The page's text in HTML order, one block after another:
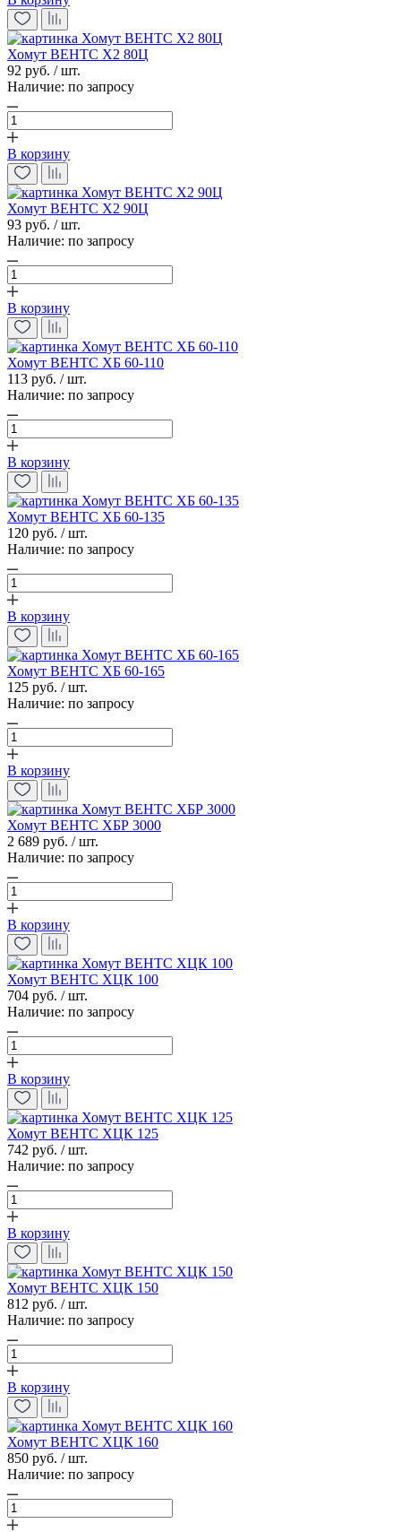
Хомут ВЕНТС Х2 80Ц
92 руб. / шт.
Наличие: по запросу
В корзину
Хомут ВЕНТС Х2 90Ц
93 руб. / шт.
Наличие: по запросу
В корзину
Хомут ВЕНТС ХБ 60-110
113 руб. / шт.
Наличие: по запросу
В корзину
Хомут ВЕНТС ХБ 60-135
120 руб. / шт.
Наличие: по запросу
В корзину
Хомут ВЕНТС ХБ 60-165
125 руб. / шт.
Наличие: по запросу
В корзину
Хомут ВЕНТС ХБР 3000
2 689 руб. / шт.
Наличие: по запросу
В корзину
Хомут ВЕНТС ХЦК 100
704 руб. / шт.
Наличие: по запросу
В корзину
Хомут ВЕНТС ХЦК 125
742 руб. / шт.
Наличие: по запросу
В корзину
Хомут ВЕНТС ХЦК 150
812 руб. / шт.
Наличие: по запросу
В корзину
Хомут ВЕНТС ХЦК 160
850 руб. / шт.
Наличие: по запросу